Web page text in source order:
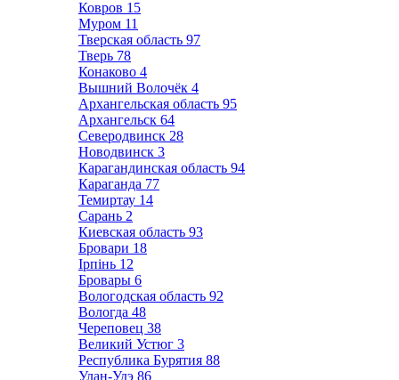
Ковров 15
Муром 11
Тверская область 97
Тверь 78
Конаково 4
Вышний Волочёк 4
Архангельская область 95
Архангельск 64
Северодвинск 28
Новодвинск 3
Карагандинская область 94
Караганда 77
Темиртау 14
Сарань 2
Киевская область 93
Бровари 18
Ірпінь 12
Бровары 6
Вологодская область 92
Вологда 48
Череповец 38
Великий Устюг 3
Республика Бурятия 88
Улан-Удэ 86